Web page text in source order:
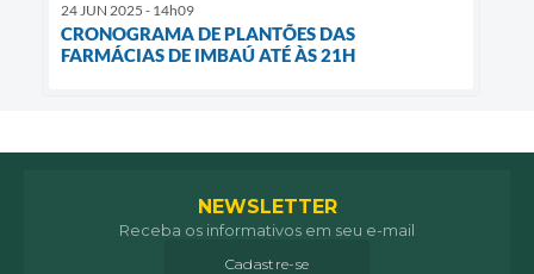
24 JUN 2025 - 14h09
CRONOGRAMA DE PLANTÕES DAS
FARMÁCIAS DE IMBAÚ ATÉ ÀS 21H
NEWSLETTER
Receba os informativos em seu e-mail
Cadastre-se